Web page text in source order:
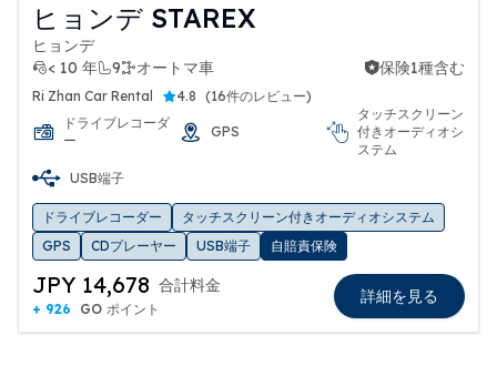
ヒョンデ STAREX
ヒョンデ
< 10 年
9 オートマ車
保険1種含む 保険1種含む
Ri Zhan Car Rental 4.8 (16件のレビュー)
ドライブレコーダ
ー
GPS
タッチスクリーン
付きオーディオシ
ステム
USB端子
ドライブレコーダー
タッチスクリーン付きオーディオシステム
GPS
CDプレーヤー USB端子 自賠責保険
JPY 14,678 合計料金
+ 926 GO ポイント
詳細を見る